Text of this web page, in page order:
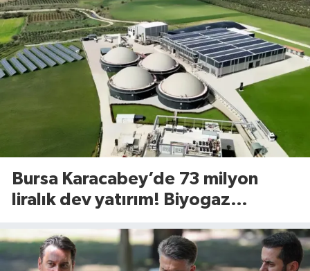
Bursa Karacabey’de 73 milyon
liralık dev yatırım! Biyogaz
yükseliyor